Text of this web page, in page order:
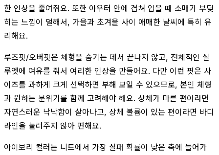
한 인상을 줄여줘요. 또한 아우터 안에 겹쳐 입을 때 소매가 부딪
히는 느낌이 덜해서, 가을과 초겨울 사이 애매한 날씨에 특히 유
리해요.
루즈핏/오버핏은 체형을 숨기는 데서 끝나지 않고, 전체적인 실
루엣에 여유를 줘서 여리한 인상을 만들어요. 다만 이런 핏은 사
이즈를 과하게 크게 선택하면 부해 보일 수 있으므로, 본인 체형
과 원하는 분위기를 함께 고려해야 해요. 상체가 마른 편이라면
자연스러운 낙낙함이 살아나고, 상체 볼륨이 있는 편이라면 바디
라인을 눌러주지 않아 편해요.
아이보리 컬러는 니트에서 가장 실패 확률이 낮은 축에 들어가